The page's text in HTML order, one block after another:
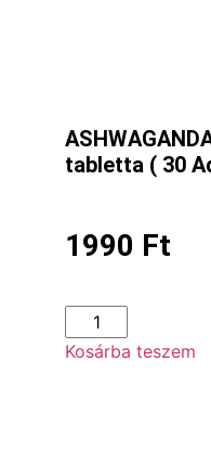
tabletta ( 30
1990 Ft
Kosárba teszem